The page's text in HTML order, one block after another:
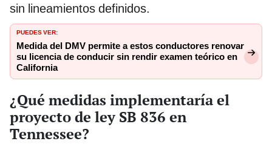
sin lineamientos definidos.
PUEDES VER:
Medida del DMV permite a estos conductores renovar
su licencia de conducir sin rendir examen teórico en
California
¿Qué medidas implementaría el
proyecto de ley SB 836 en
Tennessee?